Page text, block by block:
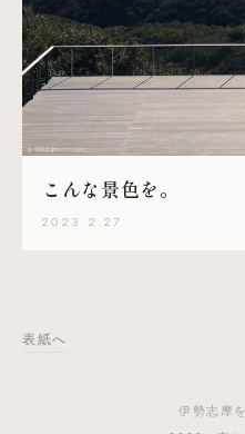
こんな景色を。
2023.2.27
表紙へ
伊勢志摩